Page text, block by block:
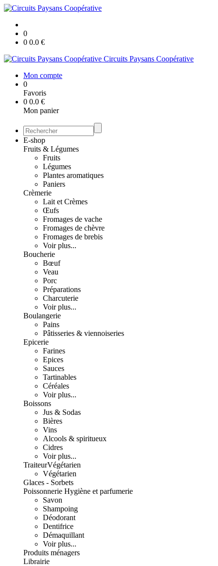
0
0 0.0 €
Circuits Paysans Coopérative
Mon compte
0
Favoris
0 0.0 €
Mon panier
E-shop
Fruits & Légumes
Fruits
Légumes
Plantes aromatiques
Paniers
Crèmerie
Lait et Crèmes
Œufs
Fromages de vache
Fromages de chèvre
Fromages de brebis
Voir plus...
Boucherie
Bœuf
Veau
Porc
Préparations
Charcuterie
Voir plus...
Boulangerie
Pains
Pâtisseries & viennoiseries
Epicerie
Farines
Epices
Sauces
Tartinables
Céréales
Voir plus...
Boissons
Jus & Sodas
Bières
Vins
Alcools & spiritueux
Cidres
Voir plus...
TraiteurVégétarien
Végétarien
Glaces - Sorbets
Poissonnerie Hygiène et parfumerie
Savon
Shampoing
Déodorant
Dentifrice
Démaquillant
Voir plus...
Produits ménagers
Librairie